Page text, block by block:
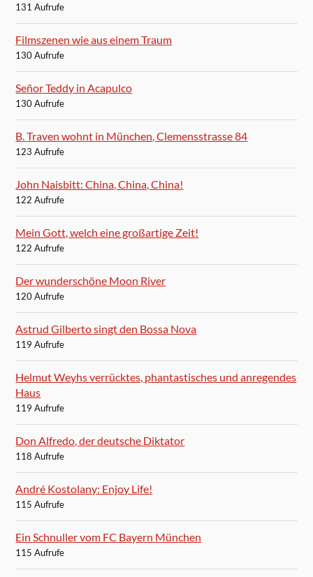
131 Aufrufe
Filmszenen wie aus einem Traum
130 Aufrufe
Señor Teddy in Acapulco
130 Aufrufe
B. Traven wohnt in München, Clemensstrasse 84
123 Aufrufe
John Naisbitt: China, China, China!
122 Aufrufe
Mein Gott, welch eine großartige Zeit!
122 Aufrufe
Der wunderschöne Moon River
120 Aufrufe
Astrud Gilberto singt den Bossa Nova
119 Aufrufe
Helmut Weyhs verrücktes, phantastisches und anregendes
Haus
119 Aufrufe
Don Alfredo, der deutsche Diktator
118 Aufrufe
André Kostolany: Enjoy Life!
115 Aufrufe
Ein Schnuller vom FC Bayern München
115 Aufrufe